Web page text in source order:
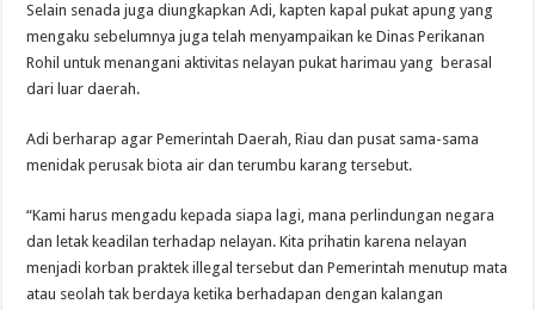
Selain senada juga diungkapkan Adi, kapten kapal pukat apung yang
mengaku sebelumnya juga telah menyampaikan ke Dinas Perikanan
Rohil untuk menangani aktivitas nelayan pukat harimau yang berasal
dari luar daerah.
Adi berharap agar Pemerintah Daerah, Riau dan pusat sama-sama
menidak perusak biota air dan terumbu karang tersebut.
“Kami harus mengadu kepada siapa lagi, mana perlindungan negara
dan letak keadilan terhadap nelayan. Kita prihatin karena nelayan
menjadi korban praktek illegal tersebut dan Pemerintah menutup mata
atau seolah tak berdaya ketika berhadapan dengan kalangan